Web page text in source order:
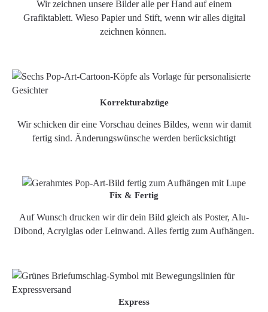
Wir zeichnen unsere Bilder alle per Hand auf einem
Grafiktablett. Wieso Papier und Stift, wenn wir alles digital
zeichnen können.
Korrekturabzüge
Wir schicken dir eine Vorschau deines Bildes, wenn wir damit
fertig sind. Änderungswünsche werden berücksichtigt
Fix & Fertig
Auf Wunsch drucken wir dir dein Bild gleich als Poster, Alu-
Dibond, Acrylglas oder Leinwand. Alles fertig zum Aufhängen.
Express